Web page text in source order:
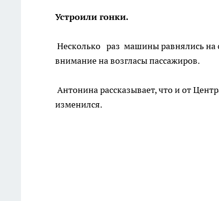
Устроили гонки.
Несколько раз машины равнялись на
внимание на возгласы пассажиров.
Антонина рассказывает, что и от
изменился.